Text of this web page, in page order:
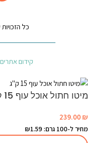
כל הזכויות
קידום
מיטו חתול אוכל עוף 15 ק"ג
239.00 ₪
מחיר ל-100 גרם: ₪1.59